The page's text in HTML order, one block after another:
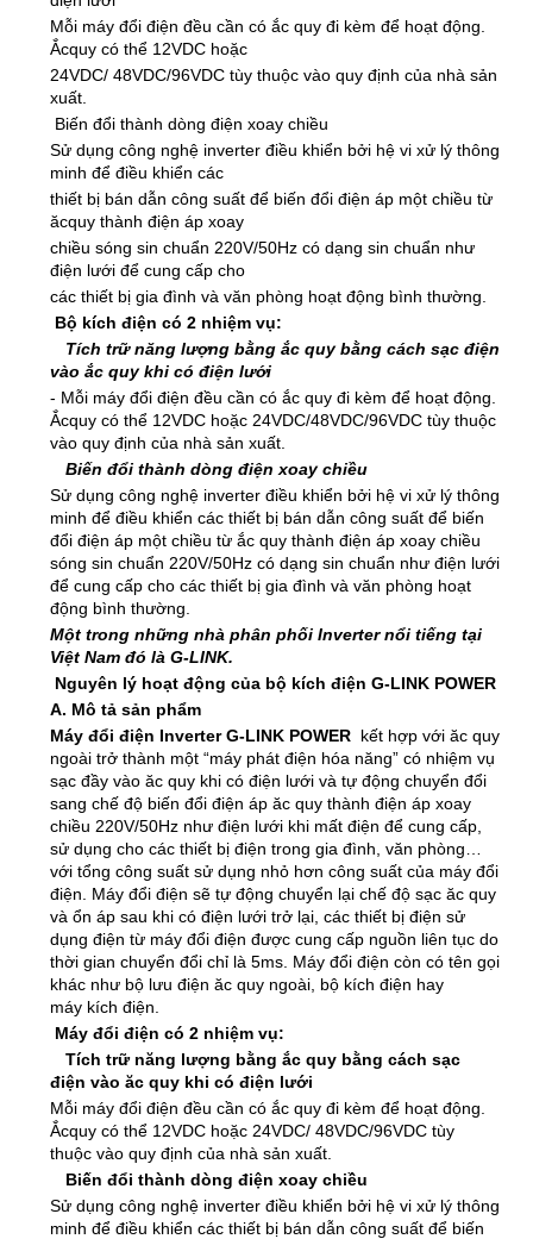
Mỗi máy đổi điện đều cần có ắc quy đi kèm để hoạt động.
Ắcquy có thể 12VDC hoặc
24VDC/ 48VDC/96VDC tùy thuộc vào quy định của nhà sản
xuất.
Biến đổi thành dòng điện xoay chiều
Sử dụng công nghệ inverter điều khiển bởi hệ vi xử lý thông
minh để điều khiển các
thiết bị bán dẫn công suất để biến đổi điện áp một chiều từ
ăcquy thành điện áp xoay
chiều sóng sin chuẩn 220V/50Hz có dạng sin chuẩn như
điện lưới để cung cấp cho
các thiết bị gia đình và văn phòng hoạt động bình thường.
Bộ kích điện có 2 nhiệm vụ:
Tích trữ năng lượng bằng ắc quy bằng cách sạc điện
vào ắc quy khi có điện lưới
- Mỗi máy đổi điện đều cần có ắc quy đi kèm để hoạt động.
Ắcquy có thể 12VDC hoặc 24VDC/48VDC/96VDC tùy thuộc
vào quy định của nhà sản xuất.
Biến đổi thành dòng điện xoay chiều
Sử dụng công nghệ inverter điều khiển bởi hệ vi xử lý thông
minh để điều khiển các thiết bị bán dẫn công suất để biến
đổi điện áp một chiều từ ắc quy thành điện áp xoay chiều
sóng sin chuẩn 220V/50Hz có dạng sin chuẩn như điện lưới
để cung cấp cho các thiết bị gia đình và văn phòng hoạt
động bình thường.
Một trong những nhà phân phối Inverter nổi tiếng tại
Việt Nam đó là G-LINK.
Nguyên lý hoạt động của bộ kích điện G-LINK POWER
A. Mô tả sản phẩm
Máy đổi điện Inverter G-LINK POWER kết hợp với ăc quy
ngoài trở thành một “máy phát điện hóa năng” có nhiệm vụ
sạc đầy vào ăc quy khi có điện lưới và tự động chuyển đổi
sang chế độ biến đổi điện áp ăc quy thành điện áp xoay
chiều 220V/50Hz như điện lưới khi mất điện để cung cấp,
sử dụng cho các thiết bị điện trong gia đình, văn phòng…
với tổng công suất sử dụng nhỏ hơn công suất của máy đổi
điện. Máy đổi điện sẽ tự động chuyển lại chế độ sạc ăc quy
và ổn áp sau khi có điện lưới trở lại, các thiết bị điện sử
dụng điện từ máy đổi điện được cung cấp nguồn liên tục do
thời gian chuyển đổi chỉ là 5ms. Máy đổi điện còn có tên gọi
khác như bộ lưu điện ăc quy ngoài, bộ kích điện hay
máy kích điện.
Máy đổi điện có 2 nhiệm vụ:
Tích trữ năng lượng bằng ắc quy bằng cách sạc
điện vào ăc quy khi có điện lưới
Mỗi máy đổi điện đều cần có ắc quy đi kèm để hoạt động.
Ắcquy có thể 12VDC hoặc 24VDC/ 48VDC/96VDC tùy
thuộc vào quy định của nhà sản xuất.
Biến đổi thành dòng điện xoay chiều
Sử dụng công nghệ inverter điều khiển bởi hệ vi xử lý thông
minh để điều khiển các thiết bị bán dẫn công suất để biến